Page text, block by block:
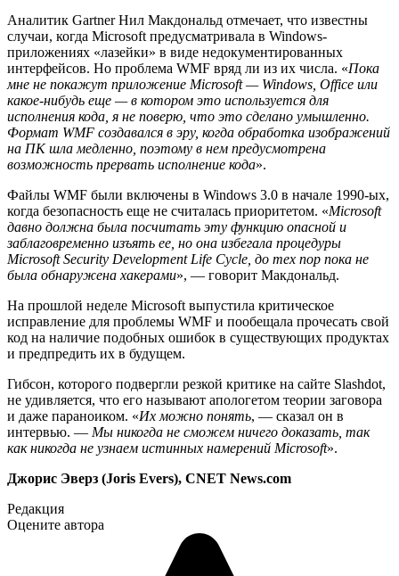
Аналитик Gartner Нил Макдональд отмечает, что известны
случаи, когда Microsoft предусматривала в Windows-
приложениях «лазейки» в виде недокументированных
интерфейсов. Но проблема WMF вряд ли из их числа. «Пока
мне не покажут приложение Microsoft — Windows, Office или
какое-нибудь еще — в котором это используется для
исполнения кода, я не поверю, что это сделано умышленно.
Формат WMF создавался в эру, когда обработка изображений
на ПК шла медленно, поэтому в нем предусмотрена
возможность прервать исполнение кода».
Файлы WMF были включены в Windows 3.0 в начале 1990-ых,
когда безопасность еще не считалась приоритетом. «Microsoft
давно должна была посчитать эту функцию опасной и
заблаговременно изъять ее, но она избегала процедуры
Microsoft Security Development Life Cycle, до тех пор пока не
была обнаружена хакерами», — говорит Макдональд.
На прошлой неделе Microsoft выпустила критическое
исправление для проблемы WMF и пообещала прочесать свой
код на наличие подобных ошибок в существующих продуктах
и предпредить их в будущем.
Гибсон, которого подвергли резкой критике на сайте Slashdot,
не удивляется, что его называют апологетом теории заговора
и даже параноиком. «Их можно понять, — сказал он в
интервью. — Мы никогда не сможем ничего доказать, так
как никогда не узнаем истинных намерений Microsoft».
Джорис Эверз (Joris Evers), CNET News.com
Редакция
Оцените автора